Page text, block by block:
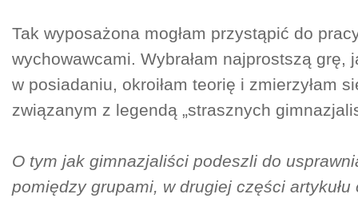
Tak wyposażona mogłam przystąpić do
wychowawcami. Wybrałam najprostszą grę,
w posiadaniu, okroiłam teorię i zmierzyłam
związanym z legendą „strasznych
O tym jak gimnazjaliści podeszli do
pomiędzy grupami, w drugiej części